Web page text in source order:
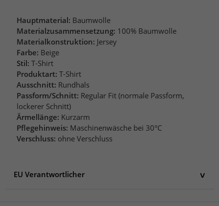
Hauptmaterial: Baumwolle
Materialzusammensetzung: 100% Baumwolle
Materialkonstruktion: Jersey
Farbe: Beige
Stil: T-Shirt
Produktart: T-Shirt
Ausschnitt: Rundhals
Passform/Schnitt: Regular Fit (normale Passform,
lockerer Schnitt)
Ärmellänge: Kurzarm
Pflegehinweis: Maschinenwäsche bei 30°C
Verschluss: ohne Verschluss
EU Verantwortlicher